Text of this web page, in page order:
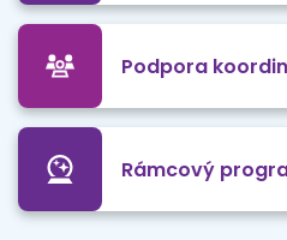
Podpora
Rámcový